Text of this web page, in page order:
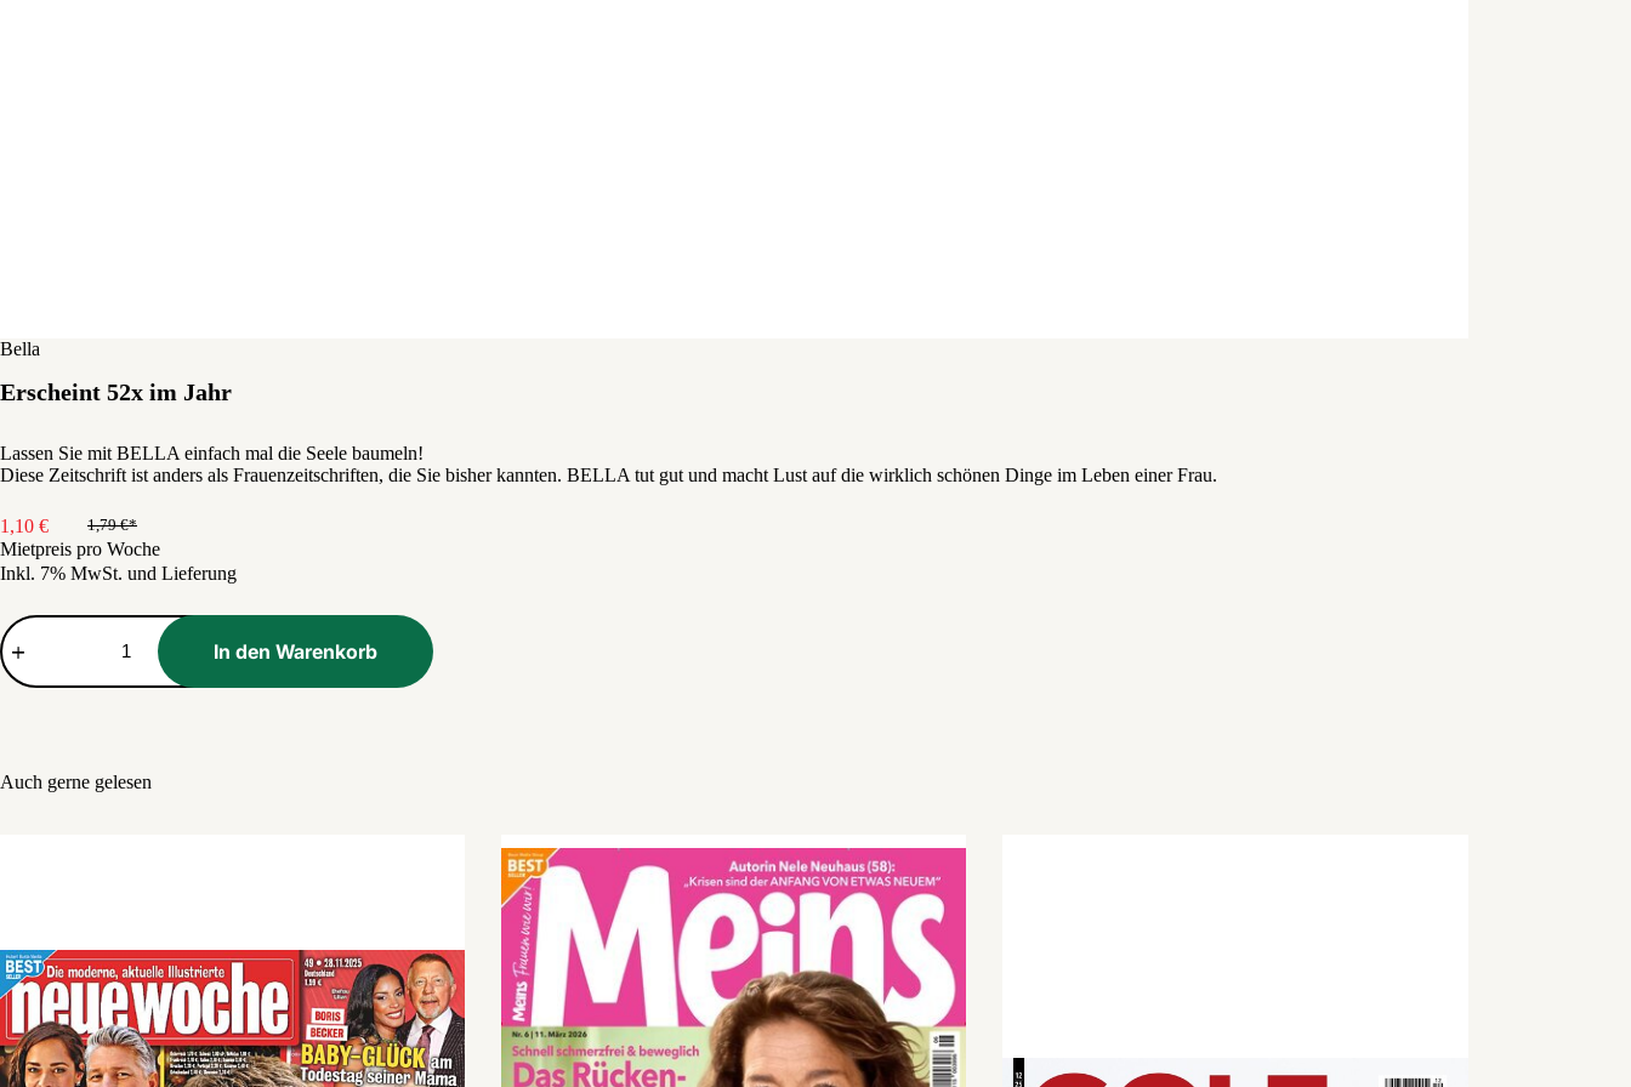
Bella
Erscheint 52x im Jahr
Lassen Sie mit BELLA einfach mal die Seele baumeln!
Diese Zeitschrift ist anders als Frauenzeitschriften, die Sie bisher kannten. BELLA tut gut und macht Lust auf die wirklich schönen Dinge im Leben einer Frau.
1,79€
Ursprünglicher
Preis
war:
1,10 €
Aktueller
Preis
ist:
Mietpreis pro Woche
Inkl. 7% MwSt. und Lieferung
Bella
Menge
In den Warenkorb
Auch gerne gelesen